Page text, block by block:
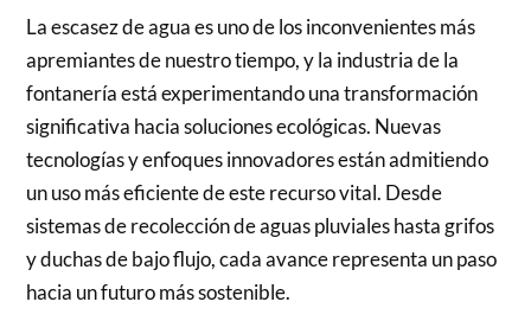
La escasez de agua es uno de los inconvenientes más
apremiantes de nuestro tiempo, y la industria de la
fontanería está experimentando una transformación
significativa hacia soluciones ecológicas. Nuevas
tecnologías y enfoques innovadores están admitiendo
un uso más eficiente de este recurso vital. Desde
sistemas de recolección de aguas pluviales hasta grifos
y duchas de bajo flujo, cada avance representa un paso
hacia un futuro más sostenible.